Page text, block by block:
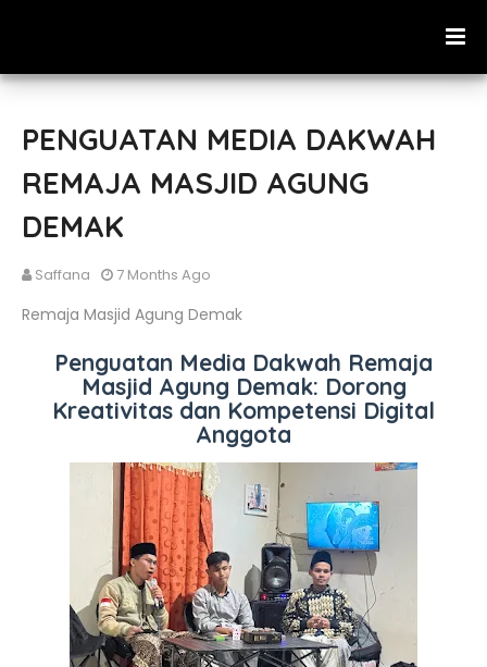
PENGUATAN MEDIA DAKWAH
REMAJA MASJID AGUNG
DEMAK
Saffana 7 Months Ago
Remaja Masjid Agung Demak
Penguatan Media Dakwah Remaja
Masjid Agung Demak: Dorong
Kreativitas dan Kompetensi Digital
Anggota